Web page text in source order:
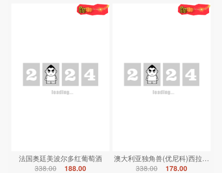
法国奥廷美波尔多红葡萄酒
338.00
188.00
澳大利亚独角兽(优尼科)西拉红葡
338.00
178.00